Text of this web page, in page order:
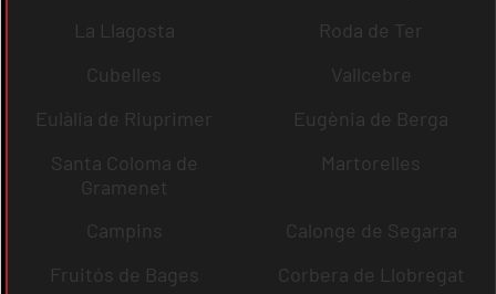
La Llagosta
Roda de Ter
Cubelles
Vallcebre
Eulàlia de Riuprimer
Eugènia de Berga
Santa Coloma de
Gramenet
Martorelles
Campins
Calonge de Segarra
Fruitós de Bages
Corbera de Llobregat